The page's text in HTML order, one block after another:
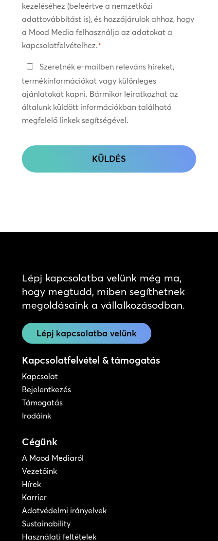
*
kezeléséhez (beleértve a nemzetközi
adattovábbítást is), és hozzájárulok ahhoz, hogy
a Mood Media felhasználja az adatokat a
kapcsolatfelvételhez.*
Tartsa
a
kapcsolatot
Szeretnék e-mailben releváns híreket,
termékinformációkat vagy különleges
ajánlatokat kapni. Bármikor leiratkozhat az
általunk küldött információkban található
megfelelő linkek segítségével.
Lépj kapcsolatba velünk még ma,
hogy megtudd, miben segíthetnek
megoldásaink a vállalkozásodban.
Lépj kapcsolatba velünk
Kapcsolatfelvétel & támogatás
Kapcsolat
Bejelentkezés
Támogatás
Irodáink
Cégünk
A Mood Mediaról
Vezetőink
Hírek
Karrier
Adatvédelmi irányelvek
Sustainability
Használati feltételek